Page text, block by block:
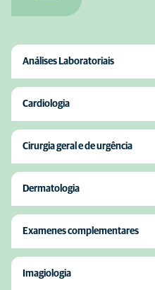
Análises Laboratoriais
Cardiologia
Cirurgia geral e de urgência
Dermatologia
Examenes complementares
Imagiologia